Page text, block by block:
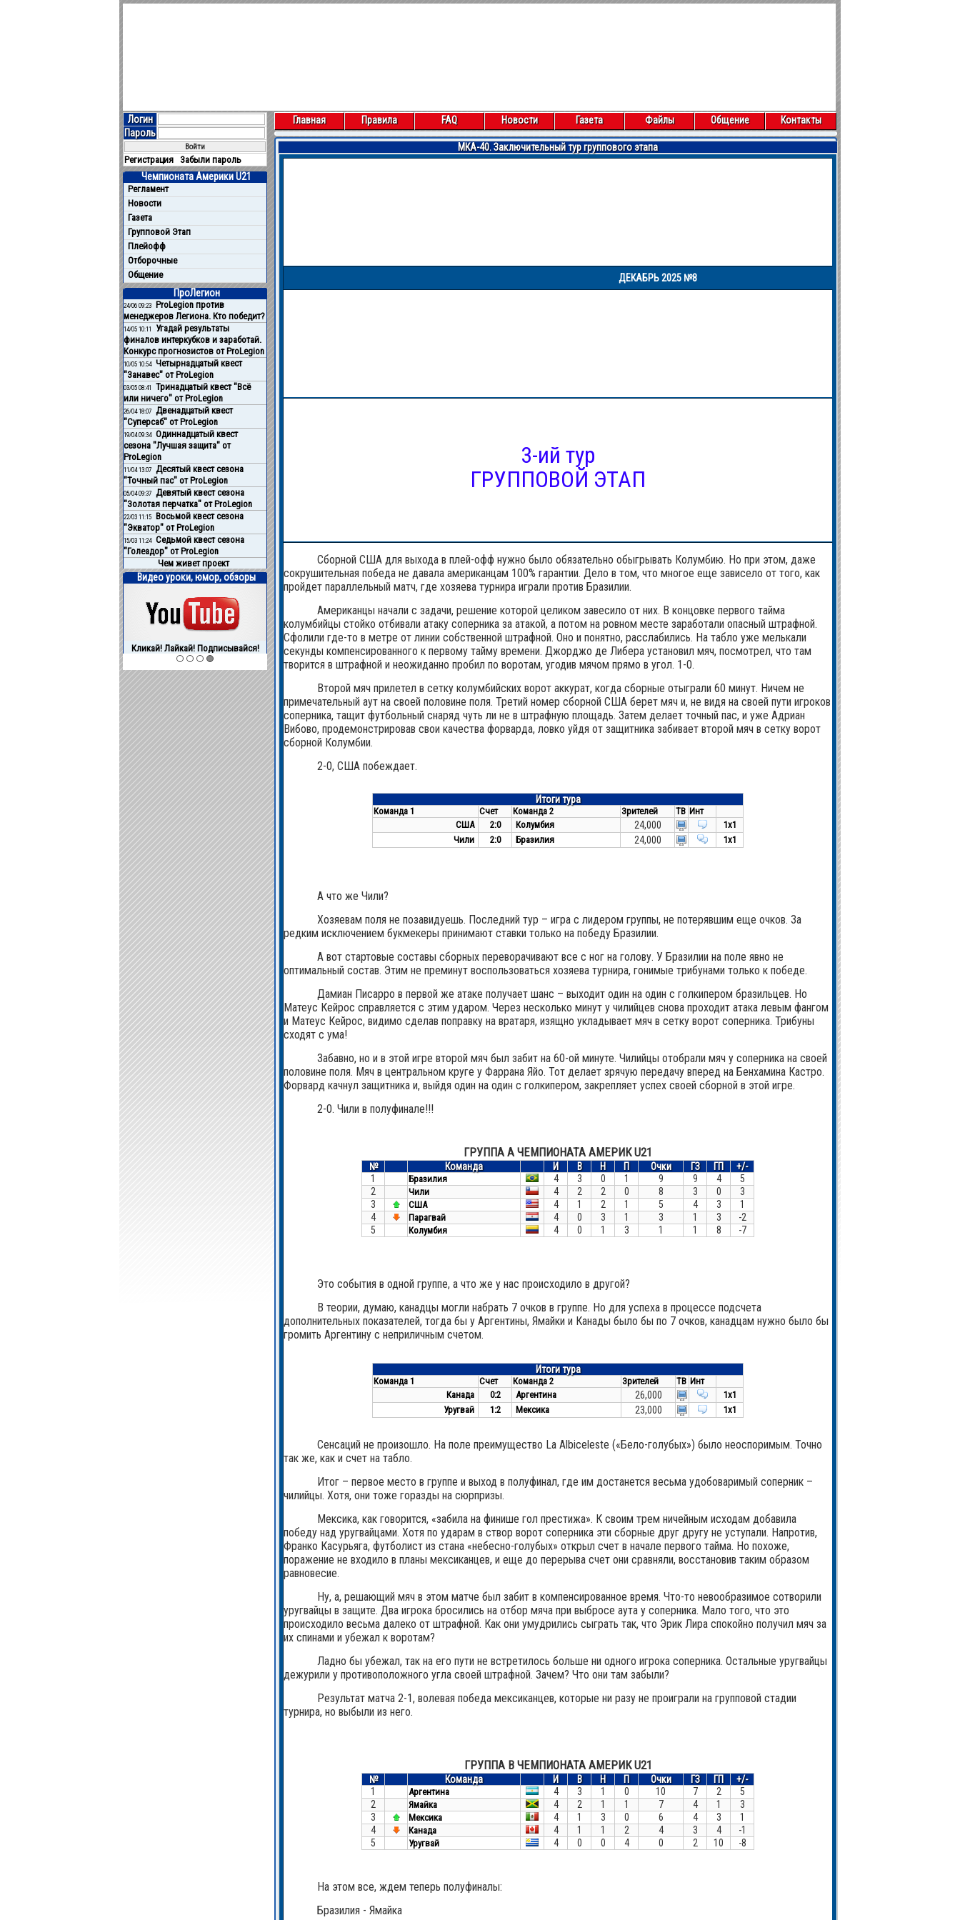
Логин
Пароль
Регистрация Забыли пароль
Чемпионата Америки U21
Регламент
Новости
Газета
Групповой Этап
Плейофф
Отборочные
Общение
ПроЛегион
24/06 09:23
ProLegion против
менеджеров Легиона. Кто победит?
14/05 10:11
Угадай результаты
финалов интеркубков и заработай.
Конкурс прогнозистов от ProLegion
10/05 10:54 Четырнадцатый квест
"Занавес" от ProLegion
03/05 08:41
Тринадцатый квест "Всё
или ничего" от ProLegion
26/04 18:07 Двенадцатый квест
"Суперсаб" от ProLegion
19/04 09:34 Одиннадцатый квест
сезона "Лучшая защита" от
ProLegion
11/04 13:07 Десятый квест сезона
"Точный пас" от ProLegion
05/04 09:37 Девятый квест сезона
"Золотая перчатка" от ProLegion
22/03 11:15
Восьмой квест сезона
"Экватор" от ProLegion
15/03 11:24 Седьмой квест сезона
"Голеадор" от ProLegion
Чем живет проект
О футболе и не только
Интегрирован с чатом форума!
Главная Правила FAQ Новости Газета Файлы Общение Контакты
МКА-40. Заключительный тур группового этапа
ДЕКАБРЬ 2025№8
3-ий тур
ГРУППОВОЙ ЭТАП
Сборной США для выхода в плей-офф нужно было обязательно обыгрывать Колумбию. Но при этом, даже
сокрушительная победа не давала американцам 100% гарантии. Дело в том, что многое еще зависело от того, как
пройдет параллельный матч, где хозяева турнира играли против Бразилии.
Американцы начали с задачи, решение которой целиком завесило от них. В концовке первого тайма
колумбийцы стойко отбивали атаку соперника за атакой, а потом на ровном месте заработали опасный штрафной.
Сфолили где-то в метре от линии собственной штрафной. Оно и понятно, расслабились. На табло уже мелькали
секунды компенсированного к первому тайму времени. Джорджо де Либера установил мяч, посмотрел, что там
творится в штрафной и неожиданно пробил по воротам, угодив мячом прямо в угол. 1-0.
Второй мяч прилетел в сетку колумбийских ворот аккурат, когда сборные отыграли 60 минут. Ничем не
примечательный аут на своей половине поля. Третий номер сборной США берет мяч и, не видя на своей пути игроков
соперника, тащит футбольный снаряд чуть ли не в штрафную площадь. Затем делает точный пас, и уже Адриан
Вибово, продемонстрировав свои качества форварда, ловко уйдя от защитника забивает второй мяч в сетку ворот
сборной Колумбии.
2-0, США побеждает.
Итоги тура
Команда 1 Счет Команда 2 Зрителей ТВ Инт
США
2:0 Колумбия 24,000
1x1
Чили
2:0 Бразилия 24,000 1x1
А что же Чили?
Хозяевам поля не позавидуешь. Последний тур – игра с лидером группы, не потерявшим еще очков. За
редким исключением букмекеры принимают ставки только на победу Бразилии.
А вот стартовые составы сборных переворачивают все с ног на голову. У Бразилии на поле явно не
оптимальный состав. Этим не преминут воспользоваться хозяева турнира, гонимые трибунами только к победе.
Дамиан Писарро в первой же атаке получает шанс – выходит один на один с голкипером бразильцев. Но
Матеус Кейрос справляется с этим ударом. Через несколько минут у чилийцев снова проходит атака левым фангом
и Матеус Кейрос, видимо сделав поправку на вратаря, изящно укладывает мяч в сетку ворот соперника. Трибуны
сходят с ума!
Забавно, но и в этой игре второй мяч был забит на 60-ой минуте. Чилийцы отобрали мяч у соперника на своей
половине поля. Мяч в центральном круге у Фаррана Яйо. Тот делает зрячую передачу вперед на Бенхамина Кастро.
Форвард качнул защитника и, выйдя один на один с голкипером, закрепляет успех своей сборной в этой игре.
2-0. Чили в полуфинале!!!
ГРУППА А ЧЕМПИОНАТА АМЕРИК U21
№ Команда И В Н П Очки ГЗ ГП
+/-
1
Бразилия 4 3 0 1 9 9 4
5
2
Чили 4 2 2 0 8 3 0
3
3
США 4 1 2 1 5 4 3
1
4
Парагвай 4 0 3 1 3 1 3
-2
5
Колумбия 4 0 1 3 1 1 8 -7
Это события в одной группе, а что же у нас происходило в другой?
В теории, думаю, канадцы могли набрать 7 очков в группе. Но для успеха в процессе подсчета
дополнительных показателей, тогда бы у Аргентины, Ямайки и Канады было бы по 7 очков, канадцам нужно было бы
громить Аргентину с неприличным счетом.
Итоги тура
Команда 1 Счет Команда 2 Зрителей ТВ Инт
Канада
0:2 Аргентина 26,000
1x1
Уругвай
1:2 Мексика 23,000 1x1
Сенсаций не произошло. На поле преимущество La Albiceleste («Бело-голубых») было неоспоримым. Точно
так же, как и счет на табло.
Итог – первое место в группе и выход в полуфинал, где им достанется весьма удобоваримый соперник –
чилийцы. Хотя, они тоже горазды на сюрпризы.
Мексика, как говорится, «забила на финише гол престижа». К своим трем ничейным исходам добавила
победу над уругвайцами. Хотя по ударам в створ ворот соперника эти сборные друг другу не уступали. Напротив,
Франко Касурьяга, футболист из стана «небесно-голубых» открыл счет в начале первого тайма. Но похоже,
поражение не входило в планы мексиканцев, и еще до перерыва счет они сравняли, восстановив таким образом
равновесие.
Ну, а, решающий мяч в этом матче был забит в компенсированное время. Что-то невообразимое сотворили
уругвайцы в защите. Два игрока бросились на отбор мяча при выбросе аута у соперника. Мало того, что это
происходило весьма далеко от штрафной. Как они умудрились сыграть так, что Эрик Лира спокойно получил мяч за
их спинами и убежал к воротам?
Ладно бы убежал, так на его пути не встретилось больше ни одного игрока соперника. Остальные уругвайцы
дежурили у противоположного угла своей штрафной. Зачем? Что они там забыли?
Результат матча 2-1, волевая победа мексиканцев, которые ни разу не проиграли на групповой стадии
турнира, но выбыли из него.
ГРУППА B ЧЕМПИОНАТА АМЕРИК U21
№ Команда И В Н П Очки ГЗ ГП
+/-
1
Аргентина 4 3 1 0 10 7 2
5
2
Ямайка 4 2 1 1 7 4 1
3
3
Мексика 4 1 3 0 6 4 3
1
4
Канада 4 1 1 2 4 3 4
-1
5
Уругвай 4 0 0 4 0 2 10 -8
На этом все, ждем теперь полуфиналы:
Бразилия - Ямайка